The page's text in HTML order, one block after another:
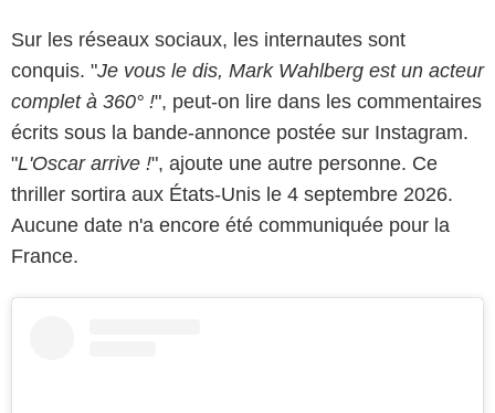
Sur les réseaux sociaux, les internautes sont
conquis. "Je vous le dis, Mark Wahlberg est un acteur
complet à 360° !", peut-on lire dans les commentaires
écrits sous la bande-annonce postée sur Instagram.
"L'Oscar arrive !", ajoute une autre personne. Ce
thriller sortira aux États-Unis le 4 septembre 2026.
Aucune date n'a encore été communiquée pour la
France.